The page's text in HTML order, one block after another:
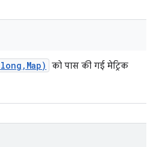
long , Map)
को पास की गई मेट्रिक